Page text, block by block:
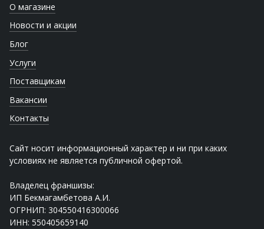
О магазине
Новости и акции
Блог
Услуги
Поставщикам
Вакансии
Контакты
Сайт носит информационный характер и ни при каких
условиях не является публичной офертой.
Владелец франшизы:
ИП Бекмагамбетова А.И.
ОГРНИП: 304550416300066
ИНН: 550405659140